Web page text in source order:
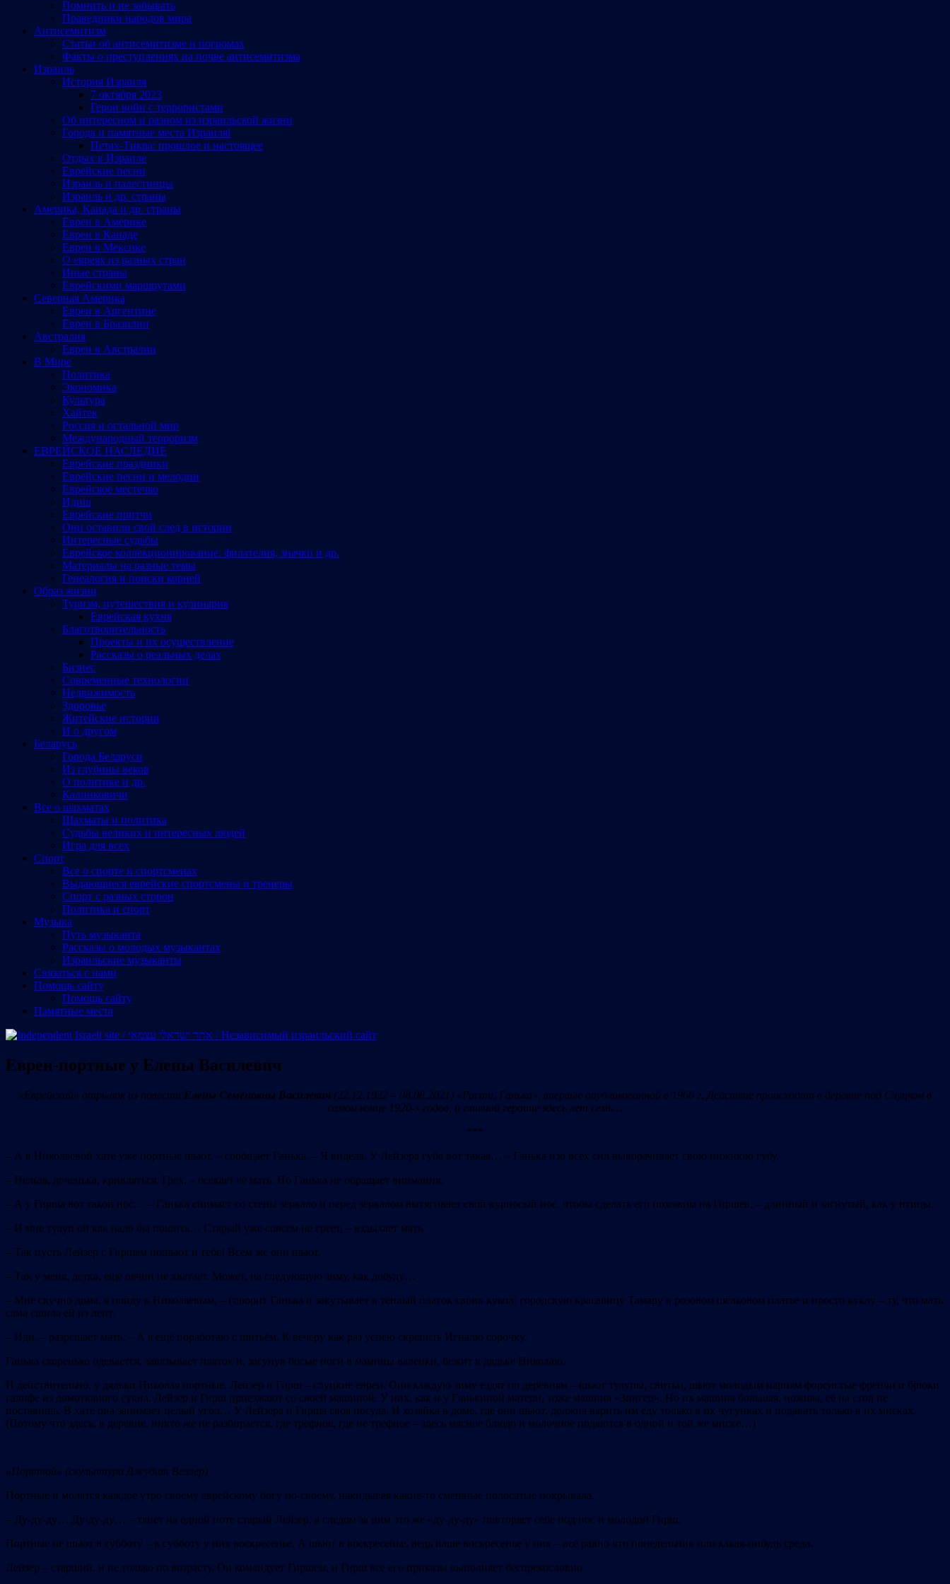
Помнить и не забывать
Праведники народов мира
Антисемитизм
Статьи об антисемитизме и погромах
Факты о преступлениях на почве антисемитизма
Израиль
История Израиля
7 октября 2023
Герои войн с террористами
Об интересном и разном из израильской жизни
Города и памятные места Израиляl
Петах-Тиква: прошлое и настоящее
Отдых в Израиле
Еврейские песни
Израиль и палестинцы
Израиль и др. страны
Америка, Канада и др. страны
Евреи в Америке
Евреи в Канаде
Евреи в Мексике
О евреях из разных стран
Иные страны
Еврейскими маршрутами
Северная Америка
Евреи в Аргентине
Евреи в Бразилии
Австралия
Евреи в Австралии
В Мире
Политика
Экономика
Культура
Хайтек
Россия и остальной мир
Международный терроризм
ЕВРЕЙСКОЕ НАСЛЕДИЕ
Еврейские праздники
Еврейские песни и мелодии
Еврейское местечко
Идиш
Еврейские притчи
Они оставили свой след в истории
Интересные судьбы
Еврейское коллекционирование: филателия, значки и др.
Материалы на разные темы
Генеалогия и поиски корней
Образ жизни
Туризм, путешествия и кулинария
Еврейская кухня
Благотворительность
Проекты и их осуществление
Рассказы о реальных делах
Бизнес
Современные технологии
Недвижимость
Здоровье
Житейские истории
И о другом
Беларусь
Города Беларуси
Из глубины веков
О политике и др.
Калинковичи
Все о шахматах
Шахматы и политика
Судьбы великих и интересных людей
Игра для всех
Спорт
Все о спорте и спортсменах
Выдающиеся еврейские спортсмены и тренеры
Спорт с разных сторон
Политика и спорт
Музыка
Путь музыканта
Рассказы о молодых музыкантах
Израильские музыканты
Cвязаться с нами
Помощь сайту
Помощь сайту
Памятные места
Евреи-портные у Елены Василевич
«Еврейский» отрывок из повести Елены Семёновны Василевич (22.12.1922 – 08.08.2021) «Расти, Ганька», впервые опубликованной в 1966 г. Действие происходит в деревне под Слуцком в
самом конце 1920-х годов, и главной героине здесь лет семь…
***
– А в Николаевой хате уже портные шьют, – сообщает Ганька. – Я видела. У Лейзера губа вот такая… – Ганька изо всех сил выворачивает свою нижнюю губу.
– Нельзя, доченька, кривляться. Грех, – осекает её мать. Но Ганька не обращает внимания.
– А у Гирша вот такой нос… – Ганька снимает со стены зеркало и перед зеркалом вытягивает свой курносый нос, чтобы сделать его похожим на Гиршев, – длинный и загнутый, как у птицы.
– И мне тулуп ой как надо бы пошить… Старый уже совсем не греет, – вздыхает мать.
– Так пусть Лейзер с Гиршем пошьют и тебе! Всем же они шьют.
– Так у меня, детка, ещё овчин не хватает. Может, на следующую зиму, как добуду…
– Мне скучно дома, я пойду к Николаевым, – говорит Ганька и закутывает в тёплый платок своих кукол: городскую красавицу Тамару в розовом шёлковом платье и просто куклу – ту, что мать
сама сшила ей из лент.
– Иди, – разрешает мать. – А я ещё поработаю с шитьём. К вечеру как раз успею скрепить Игналю сорочку.
Ганька скоренько одевается, завязывает платок и, засунув босые ноги в мамины валенки, бежит к дядьке Николаю.
И действительно, у дядьки Николая портные. Лейзер и Гирш – слуцкие евреи. Они каждую зиму ездят по деревням – шьют тулупы, свитки, шьют молодым парням форсистые френчи и брюки
галифе из домотканого сукна. Лейзер и Гирш приезжают со своей машиной. У них, как и у Ганькиной матери, тоже машина «Зингер». Но их машина большая, ножная, её на стол не
поставишь. В хате она занимает целый угол… У Лейзера и Гирша своя посуда. И хозяйка в доме, где они шьют, должна варить им еду только в их чугунках и подавать только в их мисках.
(Потому что здесь, в деревне, никто же не разбирается, где трефное, где не трефное – здесь мясное блюдо и молочное подаются в одной и той же миске…)
«Портной» (скульптура Джудит Веллер)
Портные и молятся каждое утро своему еврейскому богу по-своему, накидывая какие-то смешные полосатые покрывала.
– Ду-ду-ду… Ду-ду-ду… – тянет на одной ноте старый Лейзер, а следом за ним это же «ду-ду-ду» повторяет себе под нос и молодой Гирш.
Портные не шьют в субботу – в субботу у них воскресенье. А шьют в воскресенье, ведь наше воскресенье у них – всё равно что понедельник или какая-нибудь среда.
Лейзер – старший, и не только по возрасту. Он командует Гиршем, и Гирш все его приказы выполняет беспрекословно.